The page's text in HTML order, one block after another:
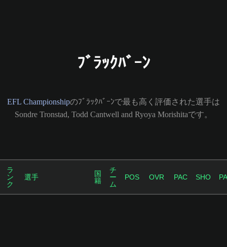
ﾌﾞﾗｯｸﾊﾞｰﾝ
EFL Championshipのﾌﾞﾗｯｸﾊﾞｰﾝで最も高く評価された選手は
Sondre Tronstad, Todd Cantwell and Ryoya Morishitaです。
ラ
ン
ク
選手
国
籍
チ
ー
ム
POS OVR PAC SHO